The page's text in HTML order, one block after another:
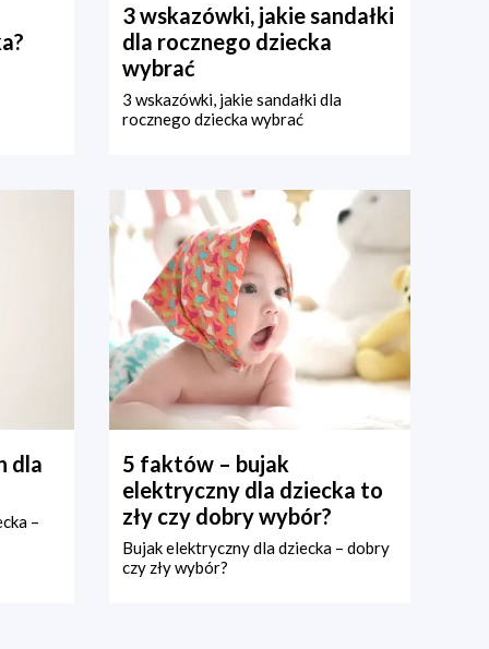
3 wskazówki, jakie sandałki
dla rocznego dziecka
wybrać
3 wskazówki, jakie sandałki dla
rocznego dziecka wybrać
dla
–
5 faktów – bujak
elektryczny dla dziecka to
zły czy dobry wybór?
Bujak elektryczny dla dziecka – dobry
czy zły wybór?